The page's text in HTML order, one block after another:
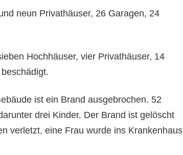
neun Privathäuser, 26 Garagen, 24
Hochhäuser, vier Privathäuser, 14
ist ein Brand ausgebrochen. 52
drei Kinder. Der Brand ist gelöscht
verletzt, eine Frau wurde ins Krankenhaus